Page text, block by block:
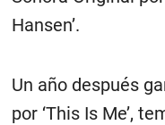
Hansen’.
Un año después
por ‘This Is Me’,